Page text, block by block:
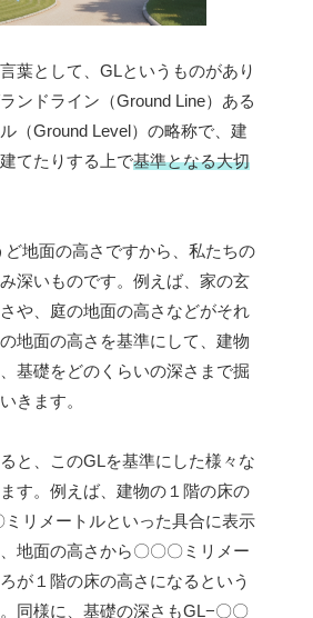
葉として、GLというものがあり
ンドライン（Ground Line）ある
（Ground Level）の略称で、建
てたりする上で基準となる大切
ど地面の高さですから、私たちの
深いものです。例えば、家の玄
や、庭の地面の高さなどがそれ
地面の高さを基準にして、建物
基礎をどのくらいの深さまで掘
きます。
と、このGLを基準にした様々な
す。例えば、建物の１階の床の
リメートルといった具合に表示
地面の高さから〇〇〇ミリメー
が１階の床の高さになるという
同様に、基礎の深さもGL−〇〇